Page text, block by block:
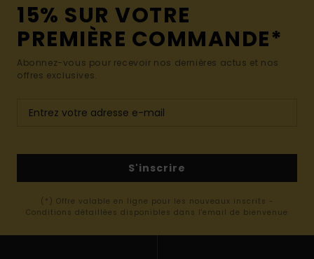
15% SUR VOTRE
PREMIÈRE COMMANDE*
Abonnez-vous pour recevoir nos dernières actus et nos
offres exclusives.
S'inscrire
(*) Offre valable en ligne pour les nouveaux inscrits -
Conditions détaillées disponibles dans l'email de bienvenue